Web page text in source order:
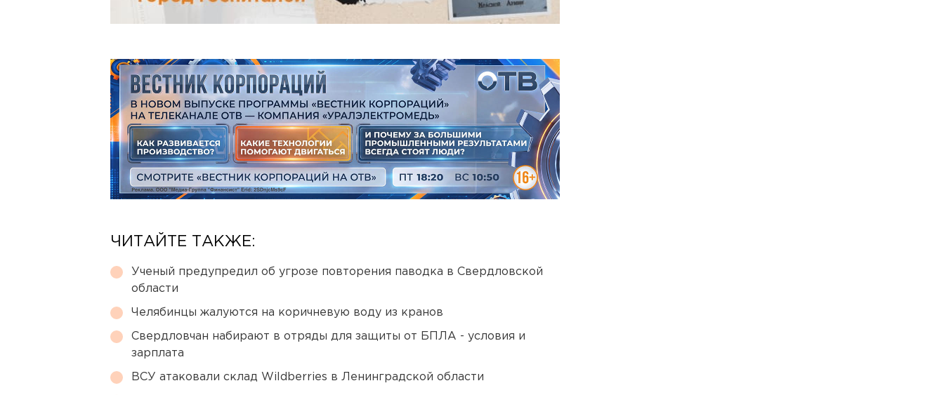
ЧИТАЙТЕ ТАКЖЕ:
Ученый предупредил об угрозе повторения паводка в Свердловской
области
Челябинцы жалуются на коричневую воду из кранов
Свердловчан набирают в отряды для защиты от БПЛА - условия и
зарплата
ВСУ атаковали склад Wildberries в Ленинградской области